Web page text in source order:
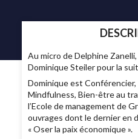
Au micro de Delphine
Dominique Steiler pour la
Dominique est
Mindfulness, Bien-être au
l’Ecole de management de
ouvrages dont le dernier en
« Oser la paix économique ».